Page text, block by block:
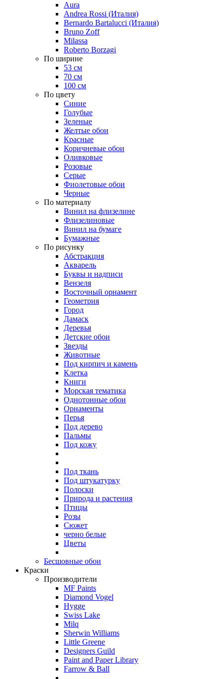
Aura
Andrea Rossi (Италия)
Bernardo Bartalucci (Италия)
Bruno Zoff
Milassa
Roberto Borzagi
По ширине
53 см
70 см
100 см
По цвету
Синие
Голубые
Зеленые
Желтые обои
Красные
Коричневые обои
Оливковые
Розовые
Серые
Фиолетовые обои
Черные
По материалу
Винил на флизелине
Флизелиновые
Винил на бумаге
Бумажные
По рисунку
Абстракция
Акварель
Буквы и надписи
Вензеля
Восточный орнамент
Геометрия
Город
Дамаск
Деревья
Детские обои
Звезды
Животные
Под кирпич и камень
Клетка
Книги
Морская тематика
Однотонные обои
Орнаменты
Перья
Под дерево
Пальмы
Под кожу
Под ткань
Под штукатурку
Полоски
Природа и растения
Птицы
Розы
Сюжет
черно белые
Цветы
Бесшовные обои
Краски
Производители
MF Paints
Diamond Vogel
Hygge
Swiss Lake
Milq
Sherwin Williams
Little Greene
Designers Guild
Paint and Paper Library
Farrow & Ball